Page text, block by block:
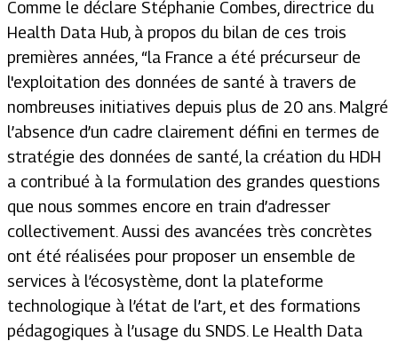
Comme le déclare Stéphanie Combes, directrice du
Health Data Hub, à propos du bilan de ces trois
premières années, “la France a été précurseur de
l'exploitation des données de santé à travers de
nombreuses initiatives depuis plus de 20 ans. Malgré
l’absence d’un cadre clairement défini en termes de
stratégie des données de santé, la création du HDH
a contribué à la formulation des grandes questions
que nous sommes encore en train d’adresser
collectivement. Aussi des avancées très concrètes
ont été réalisées pour proposer un ensemble de
services à l’écosystème, dont la plateforme
technologique à l’état de l’art, et des formations
pédagogiques à l’usage du SNDS. Le Health Data